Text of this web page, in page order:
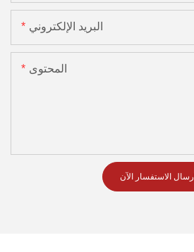
البريد الإلكتروني
المحتوى
إرسال الاستفسار الآن